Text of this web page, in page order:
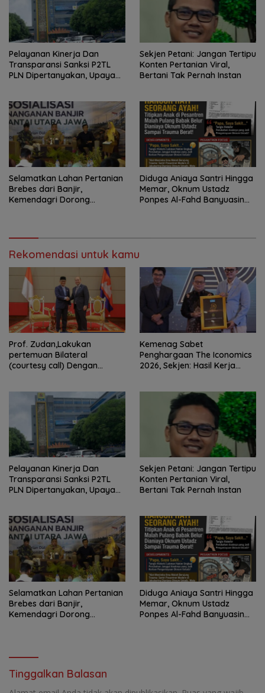
Pelayanan Kinerja Dan
Transparansi Sanksi P2TL
PLN Dipertanyakan, Upaya
Sekjen Petani: Jangan Tertipu
Konten Pertanian Viral,
Bertani Tak Pernah Instan
Selamatkan Lahan Pertanian
Brebes dari Banjir,
Kemendagri Dorong
Diduga Aniaya Santri Hingga
Memar, Oknum Ustadz
Ponpes Al-Fahd Banyuasin
Rekomendasi untuk kamu
Prof. Zudan,Lakukan
pertemuan Bilateral
(courtesy call) Dengan
Siapkan Indonesia Jadi Pusat
Kolaborasi ASN ASEAN
Kemenag Sabet
Penghargaan The Iconomics
2026, Sekjen: Hasil Kerja
Pelayanan Kinerja Dan
Transparansi Sanksi P2TL
PLN Dipertanyakan, Upaya
Sekjen Petani: Jangan Tertipu
Konten Pertanian Viral,
Bertani Tak Pernah Instan
Selamatkan Lahan Pertanian
Brebes dari Banjir,
Kemendagri Dorong
Diduga Aniaya Santri Hingga
Memar, Oknum Ustadz
Ponpes Al-Fahd Banyuasin
Tinggalkan Balasan